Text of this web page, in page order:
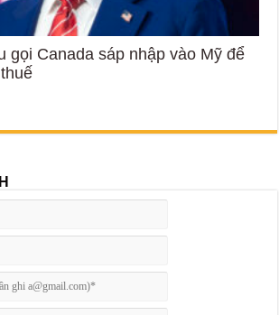
gọi Canada sáp nhập vào Mỹ để